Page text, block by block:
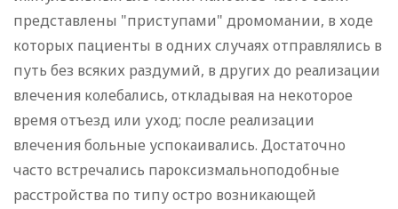
представлены "приступами" дромомании, в ходе
которых пациенты в одних случаях отправлялись в
путь без всяких раздумий, в других до реализации
влечения колебались, откладывая на некоторое
время отъезд или уход; после реализации
влечения больные успокаивались. Достаточно
часто встречались пароксизмальноподобные
расстройства по типу остро возникающей